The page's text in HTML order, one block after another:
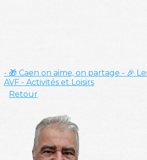
- 🎁 Caen on aime, on partage - 🎉
AVF - Activités et Loisirs
Retour